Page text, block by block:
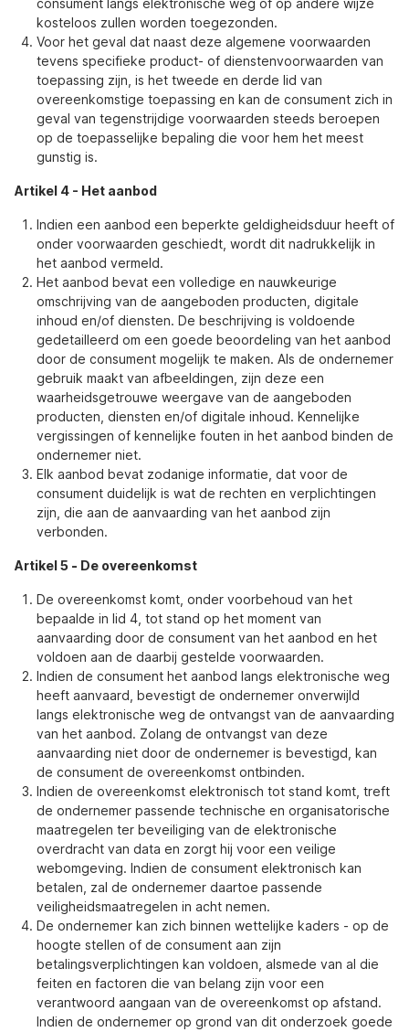
consument langs elektronische weg of op andere wijze
kosteloos zullen worden toegezonden.
Voor het geval dat naast deze algemene voorwaarden
tevens specifieke product- of dienstenvoorwaarden van
toepassing zijn, is het tweede en derde lid van
overeenkomstige toepassing en kan de consument zich in
geval van tegenstrijdige voorwaarden steeds beroepen
op de toepasselijke bepaling die voor hem het meest
gunstig is.
Artikel 4 - Het aanbod
Indien een aanbod een beperkte geldigheidsduur heeft of
onder voorwaarden geschiedt, wordt dit nadrukkelijk in
het aanbod vermeld.
Het aanbod bevat een volledige en nauwkeurige
omschrijving van de aangeboden producten, digitale
inhoud en/of diensten. De beschrijving is voldoende
gedetailleerd om een goede beoordeling van het aanbod
door de consument mogelijk te maken. Als de ondernemer
gebruik maakt van afbeeldingen, zijn deze een
waarheidsgetrouwe weergave van de aangeboden
producten, diensten en/of digitale inhoud. Kennelijke
vergissingen of kennelijke fouten in het aanbod binden de
ondernemer niet.
Elk aanbod bevat zodanige informatie, dat voor de
consument duidelijk is wat de rechten en verplichtingen
zijn, die aan de aanvaarding van het aanbod zijn
verbonden.
Artikel 5 - De overeenkomst
De overeenkomst komt, onder voorbehoud van het
bepaalde in lid 4, tot stand op het moment van
aanvaarding door de consument van het aanbod en het
voldoen aan de daarbij gestelde voorwaarden.
Indien de consument het aanbod langs elektronische weg
heeft aanvaard, bevestigt de ondernemer onverwijld
langs elektronische weg de ontvangst van de aanvaarding
van het aanbod. Zolang de ontvangst van deze
aanvaarding niet door de ondernemer is bevestigd, kan
de consument de overeenkomst ontbinden.
Indien de overeenkomst elektronisch tot stand komt, treft
de ondernemer passende technische en organisatorische
maatregelen ter beveiliging van de elektronische
overdracht van data en zorgt hij voor een veilige
webomgeving. Indien de consument elektronisch kan
betalen, zal de ondernemer daartoe passende
veiligheidsmaatregelen in acht nemen.
De ondernemer kan zich binnen wettelijke kaders - op de
hoogte stellen of de consument aan zijn
betalingsverplichtingen kan voldoen, alsmede van al die
feiten en factoren die van belang zijn voor een
verantwoord aangaan van de overeenkomst op afstand.
Indien de ondernemer op grond van dit onderzoek goede